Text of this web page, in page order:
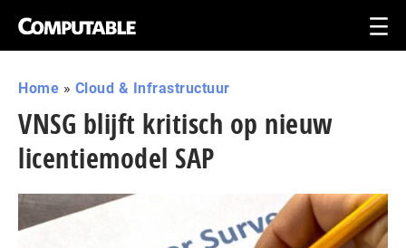
Home » Cloud & Infrastructuur
VNSG blijft kritisch op nieuw
licentiemodel SAP